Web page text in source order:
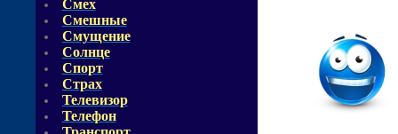
Смех
Смешные
Смущение
Солнце
Спорт
Страх
Телевизор
Телефон